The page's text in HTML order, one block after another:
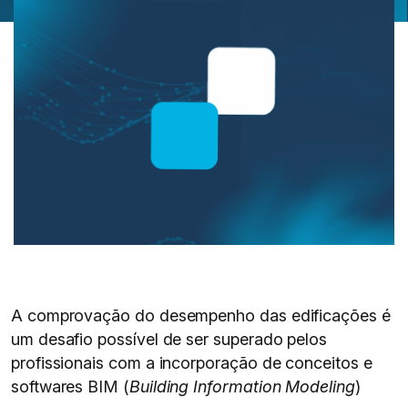
A comprovação do desempenho das edificações é
um desafio possível de ser superado pelos
profissionais com a incorporação de conceitos e
softwares BIM (Building Information Modeling)